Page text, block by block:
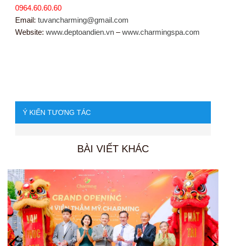
0964.60.60.60
Email: tuvancharming@gmail.com
Website: www.deptoandien.vn –www.charmingspa.com
Ý KIẾN TƯƠNG TÁC
BÀI VIẾT KHÁC